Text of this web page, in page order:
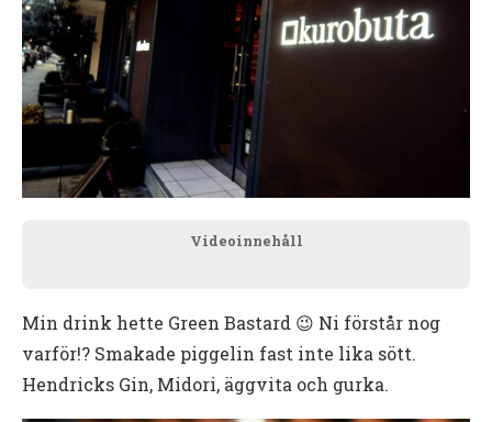
Videoinnehåll
Min drink hette Green Bastard 😉 Ni förstår nog
varför!? Smakade piggelin fast inte lika sött.
Hendricks Gin, Midori, äggvita och gurka.